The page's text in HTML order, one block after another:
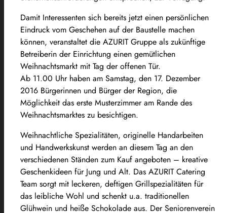
Damit Interessenten sich bereits jetzt einen persönlichen
Eindruck vom Geschehen auf der Baustelle machen
können, veranstaltet die AZURIT Gruppe als zukünftige
Betreiberin der Einrichtung einen gemütlichen
Weihnachtsmarkt mit Tag der offenen Tür.
Ab 11.00 Uhr haben am Samstag, den 17. Dezember
2016 Bürgerinnen und Bürger der Region, die
Möglichkeit das erste Musterzimmer am Rande des
Weihnachtsmarktes zu besichtigen.
Weihnachtliche Spezialitäten, originelle Handarbeiten
und Handwerkskunst werden an diesem Tag an den
verschiedenen Ständen zum Kauf angeboten – kreative
Geschenkideen für Jung und Alt. Das AZURIT Catering
Team sorgt mit leckeren, deftigen Grillspezialitäten für
das leibliche Wohl und schenkt u.a. traditionellen
Glühwein und heiße Schokolade aus. Der Seniorenverein